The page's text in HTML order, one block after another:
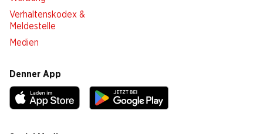
Verhaltenskodex &
Meldestelle
Medien
Denner App